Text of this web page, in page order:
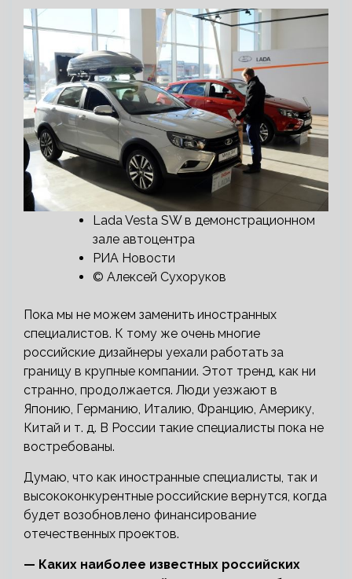
Lada Vesta SW в демонстрационном
зале автоцентра
РИА Новости
© Алексей Сухоруков
Пока мы не можем заменить иностранных
специалистов. К тому же очень многие
российские дизайнеры уехали работать за
границу в крупные компании. Этот тренд, как ни
странно, продолжается. Люди уезжают в
Японию, Германию, Италию, Францию, Америку,
Китай и т. д. В России такие специалисты пока не
востребованы.
Думаю, что как иностранные специалисты, так и
высококонкурентные российские вернутся, когда
будет возобновлено финансирование
отечественных проектов.
— Каких наиболее известных российских